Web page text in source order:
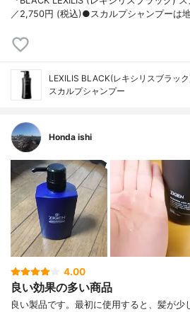
／2,750円 (税込)●スカルプシャンプーは
LEXILIS BLACK(レキシリスブラッ
スカルプシャンプー
Honda ishi
4.00
良い効果の多い商品
良い製品です。最初に使用すると、髪が少